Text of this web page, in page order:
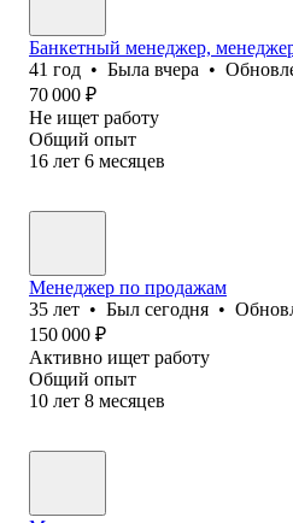
Банкетный менеджер,
41 год • Была вчера •
70 000 ₽
Не ищет работу
Общий опыт
16 лет 6 месяцев
Менеджер по продажам
35 лет • Был сегодня •
150 000 ₽
Активно ищет работу
Общий опыт
10 лет 8 месяцев